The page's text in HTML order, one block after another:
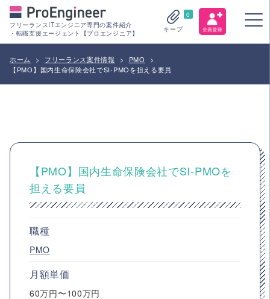
フリーランスITエンジニア専門の案件紹介
・転職支援エージェント【プロエンジニア】
0
キープ
ホーム > フリーランス案件情報 > PMO
>
【PMO】国内生命保険会社でSI-PMOを担える要員
【PMO】国内生命保険会社でSI-PMOを
担える要員
職種
PMO
月額単価
60万円〜100万円